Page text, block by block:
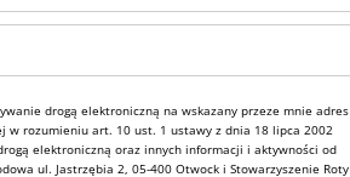
drogą elektroniczną na wskazany przeze mnie adres
w rozumieniu art. 10 ust. 1 ustawy z dnia 18 lipca 2002
elektroniczną oraz innych informacji i aktywności od
ul. Jastrzębia 2, 05-400 Otwock i Stowarzyszenie Roty